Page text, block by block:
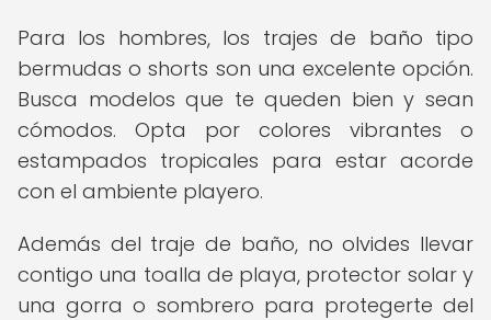
Para los hombres, los trajes de baño tipo
bermudas o shorts son una excelente opción.
Busca modelos que te queden bien y sean
cómodos. Opta por colores vibrantes o
estampados tropicales para estar acorde
con el ambiente playero.
Además del traje de baño, no olvides llevar
contigo una toalla de playa, protector solar y
una gorra o sombrero para protegerte del